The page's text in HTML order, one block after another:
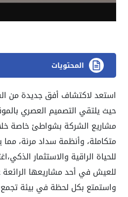
المحتويات
استعد لاكتشاف أفق جديدة من
حيث يلتقي التصميم العصري
مشاريع الشركة بشواطئ خاصة
متكاملة، وأنظمة سداد مرنة، مما
للحياة الراقية والاستثمار
للعيش في أحد مشاريعها
واستمتع بكل لحظة في بيئة تجمع